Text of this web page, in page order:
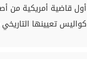
أول قاضية أمريكية من
كواليس تعيينها